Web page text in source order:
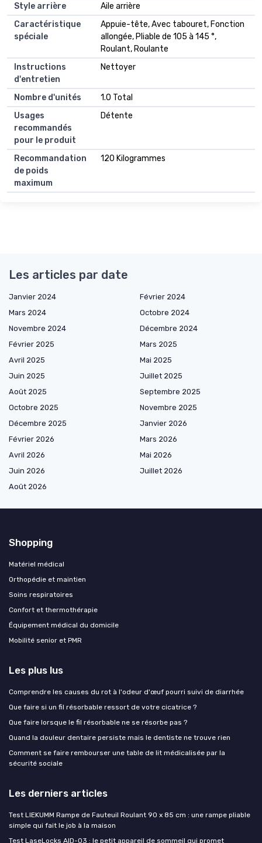
Style arrière
Aile arrière
Caractéristique
spéciale
Appuie-tête, Avec tabouret, Fonction
allongée, Pliable de 105 à 145 °,
Roulant, Roulante
Instructions
d'entretien
Nettoyer
Nombre d'unités
1.0 Total
Usages
recommandés
pour le produit
Détente
Recommandation
de poids
maximum
120 Kilogrammes
Les articles par date
Janvier 2024
Février 2024
Mars 2024
Octobre 2024
Novembre 2024
Décembre 2024
Février 2025
Mars 2025
Avril 2025
Mai 2025
Juin 2025
Juillet 2025
Août 2025
Septembre 2025
Octobre 2025
Novembre 2025
Décembre 2025
Janvier 2026
Février 2026
Mars 2026
Avril 2026
Mai 2026
Juin 2026
Juillet 2026
Août 2026
Shopping
Matériel médical
Orthopédie et maintien
Soins respiratoires
Confort et thermothérapie
Équipement médical du domicile
Mobilité senior et PMR
Les plus lus
Comprendre les causes du rot à l'odeur d'œuf pourri suivi de diarrhée
Que faire si un fil résorbable ressort de votre cicatrice ?
Que faire lorsque le fil résorbable ne se résorbe pas ?
Quand la douleur dentaire persiste mais le dentiste ne trouve rien
Comment se faire rembourser une table de lit médicalisée par la
sécurité sociale
Les derniers articles
Test LIEKUMM Rampe de Fauteuil Roulant 90 x 85 cm : une rampe pliable
simple qui fait le job à la maison
Test LaseLocks AID-03 : le petit appareil de sommeil qui promet